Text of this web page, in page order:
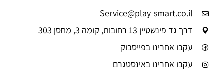
Service@play-smart.co.il
דרך גד פינשטיין 13 רחובות, קומה 3, מחסן 303
עקבו אחרינו בפייסבוק
עקבו אחרינו באינסטגרם